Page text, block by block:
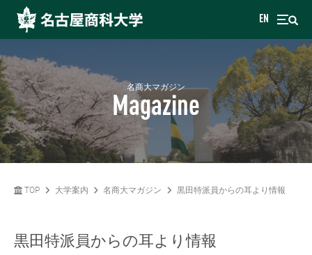
EN
名商大マガジン
Magazine
TOP 大学案内 名商大マガジン 黒田特派員からの耳より情報
黒田特派員からの耳より情報